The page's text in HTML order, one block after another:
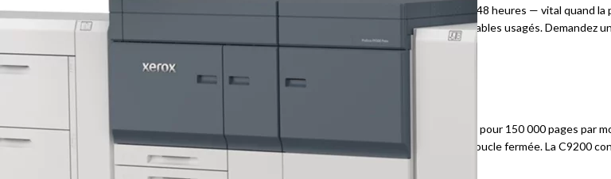
Belgique. Nos contrats d’entretien incluent le dépannage sur site et les cartouches livrées sous 48 heures — vital quand la
s’inscrit dans le programme de collecte des cartouches Xerox pour le recyclage de vos consommables usagés.
Le grammage maximal est identique (400 g/m²), mais l’échelle diffère : la PX300 est recommandée pour 150 000 pages par
de 300 000), et elle ajoute la 5e station d’encres Beyond CMYK ainsi que le contrôle qualité en boucle fermée. La C9200
presse pour les structures qui produisent quotidiennement.